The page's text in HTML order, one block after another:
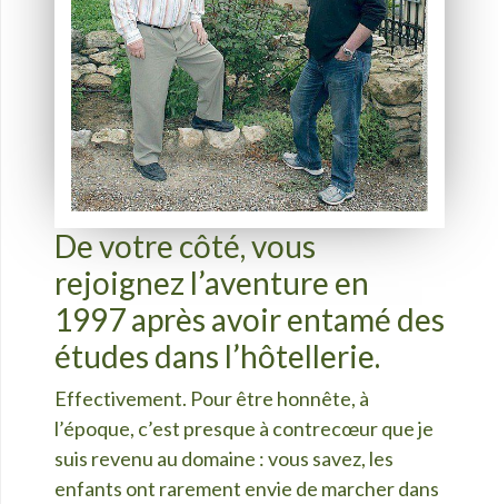
De votre côté, vous
rejoignez l’aventure en
1997 après avoir entamé des
études dans l’hôtellerie.
Effectivement. Pour être honnête, à
l’époque, c’est presque à contrecœur que je
suis revenu au domaine : vous savez, les
enfants ont rarement envie de marcher dans